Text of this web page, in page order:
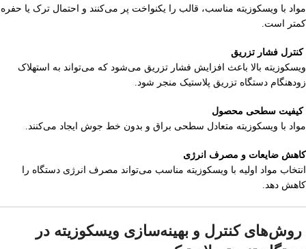
مواد با ویسکوزیته مناسب، قالب را یکنواخت پر می‌کنند و احتمال ترک یا حفره
کمتر است.
کنترل فشار تزریق
ویسکوزیته بالا باعث افزایش فشار تزریق می‌شود که می‌تواند به استهلاک
زودهنگام دستگاه تزریق پلاستیک منجر شود.
کیفیت سطحی محصول
مواد با ویسکوزیته متعادل سطحی براق و بدون خط جوش ایجاد می‌کنند.
کاهش ضایعات و مصرف انرژی
انتخاب مواد اولیه با ویسکوزیته مناسب می‌تواند مصرف انرژی دستگاه را
کاهش دهد.
روش‌های کنترل و بهینه‌سازی ویسکوزیته در